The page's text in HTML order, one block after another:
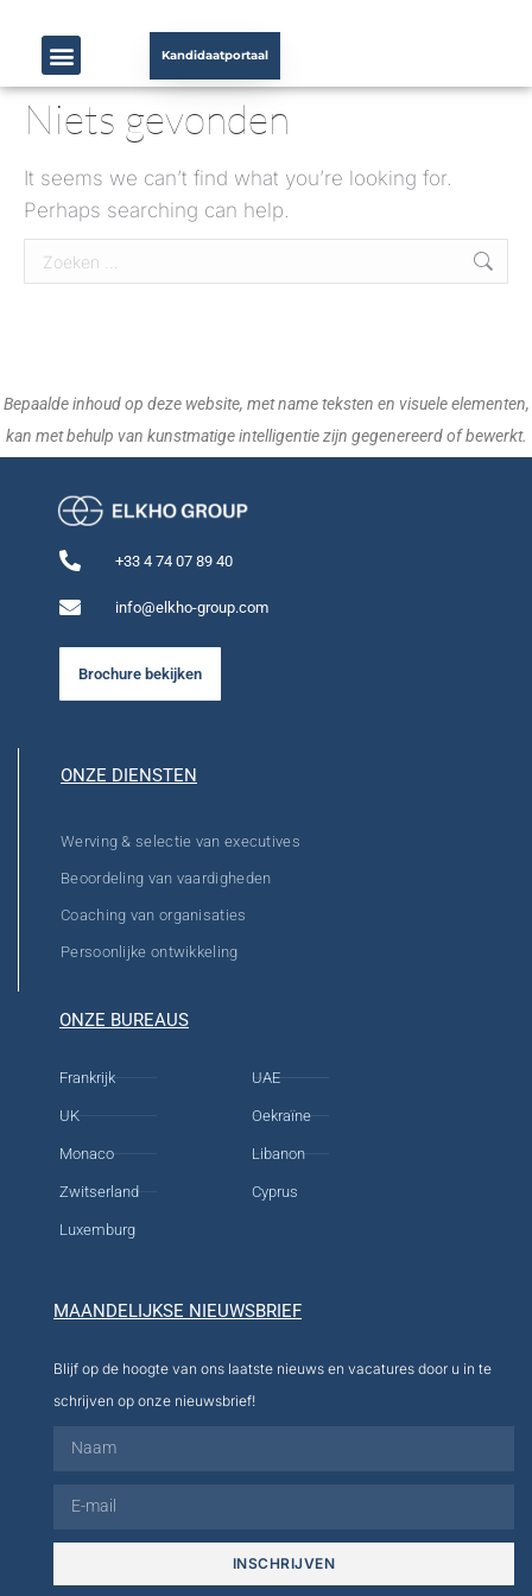
Kandidaatportaal
Niets gevonden
It seems we can’t find what you’re looking for.
Perhaps searching can help.
Bepaalde inhoud op deze website, met name teksten en visuele elementen,
kan met behulp van kunstmatige intelligentie zijn gegenereerd of bewerkt.
+33 4 74 07 89 40
info@elkho-group.com
Brochure bekijken
ONZE DIENSTEN
Werving & selectie van executives
Beoordeling van vaardigheden
Coaching van organisaties
Persoonlijke ontwikkeling
ONZE BUREAUS
Frankrijk
UK
Monaco
Zwitserland
Luxemburg
UAE
Oekraïne
Libanon
Cyprus
MAANDELIJKSE NIEUWSBRIEF
Blijf op de hoogte van ons laatste nieuws en vacatures door u in te
schrijven op onze nieuwsbrief!
INSCHRIJVEN